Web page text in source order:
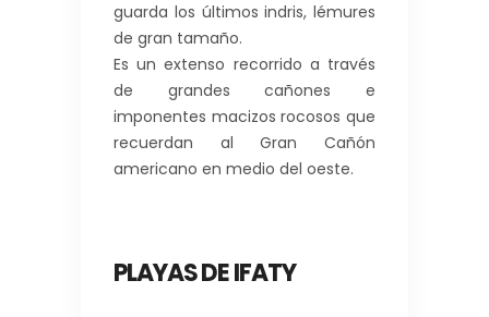
guarda los últimos indris, lémures
de gran tamaño.
Es un extenso recorrido a través
de grandes cañones e
imponentes macizos rocosos que
recuerdan al Gran Cañón
americano en medio del oeste.
PLAYAS DE IFATY